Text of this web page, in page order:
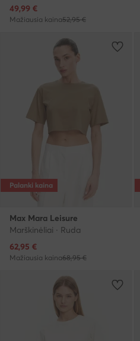
Dabartinė kaina
49,99 €
Mažiausia kaina52,95 €
Palanki kaina
Max Mara Leisure
Marškinėliai · Ruda
Dabartinė kaina
62,95 €
Mažiausia kaina68,95 €